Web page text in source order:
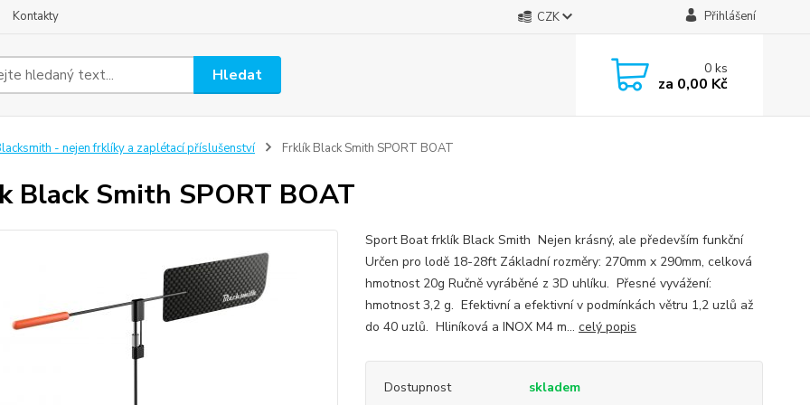
Kontakty CZK Přihlášení
Hledat 0ks
za 0,00 Kč
- nejen frklíky a zaplétací příslušenství Frklík Black Smith SPORT BOAT
Black Smith SPORT BOAT
Sport Boat frklík Black Smith Nejen krásný, ale především funkční
Určen pro lodě 18-28ft Základní rozměry: 270mm x 290mm, celková
hmotnost 20g Ručně vyráběné z 3D uhlíku. Přesné vyvážení:
hmotnost 3,2 g. Efektivní a efektivní v podmínkách větru 1,2 uzlů až
do 40 uzlů. Hliníková a INOX M4 m... celý popis
Dostupnost skladem